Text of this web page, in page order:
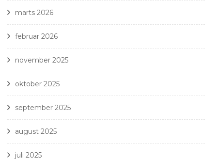
marts 2026
februar 2026
november 2025
oktober 2025
september 2025
august 2025
juli 2025